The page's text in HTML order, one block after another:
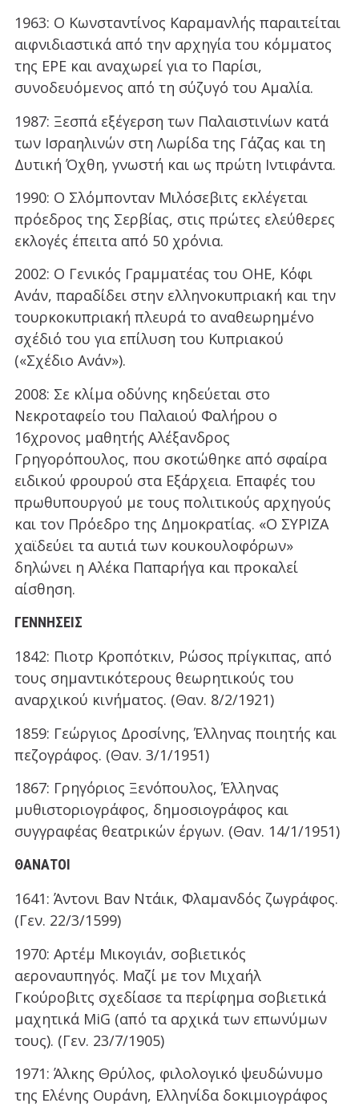
1963: Ο Κωνσταντίνος Καραμανλής παραιτείται
αιφνιδιαστικά από την αρχηγία του κόμματος
της ΕΡΕ και αναχωρεί για το Παρίσι,
συνοδευόμενος από τη σύζυγό του Αμαλία.
1987: Ξεσπά εξέγερση των Παλαιστινίων κατά
των Ισραηλινών στη Λωρίδα της Γάζας και τη
Δυτική Όχθη, γνωστή και ως πρώτη Ιντιφάντα.
1990: Ο Σλόμπονταν Μιλόσεβιτς εκλέγεται
πρόεδρος της Σερβίας, στις πρώτες ελεύθερες
εκλογές έπειτα από 50 χρόνια.
2002: Ο Γενικός Γραμματέας του ΟΗΕ, Κόφι
Ανάν, παραδίδει στην ελληνοκυπριακή και την
τουρκοκυπριακή πλευρά το αναθεωρημένο
σχέδιό του για επίλυση του Κυπριακού
(«Σχέδιο Ανάν»).
2008: Σε κλίμα οδύνης κηδεύεται στο
Νεκροταφείο του Παλαιού Φαλήρου ο
16χρονος μαθητής Αλέξανδρος
Γρηγορόπουλος, που σκοτώθηκε από σφαίρα
ειδικού φρουρού στα Εξάρχεια. Επαφές του
πρωθυπουργού με τους πολιτικούς αρχηγούς
και τον Πρόεδρο της Δημοκρατίας. «Ο ΣΥΡΙΖΑ
χαϊδεύει τα αυτιά των κουκουλοφόρων»
δηλώνει η Αλέκα Παπαρήγα και προκαλεί
αίσθηση.
ΓΕΝΝΉΣΕΙΣ
1842: Πιοτρ Κροπότκιν, Ρώσος πρίγκιπας, από
τους σημαντικότερους θεωρητικούς του
αναρχικού κινήματος. (Θαν. 8/2/1921)
1859: Γεώργιος Δροσίνης, Έλληνας ποιητής και
πεζογράφος. (Θαν. 3/1/1951)
1867: Γρηγόριος Ξενόπουλος, Έλληνας
μυθιστοριογράφος, δημοσιογράφος και
συγγραφέας θεατρικών έργων. (Θαν. 14/1/1951)
ΘΆΝΑΤΟΙ
1641: Άντονι Βαν Ντάικ, Φλαμανδός ζωγράφος.
(Γεν. 22/3/1599)
1970: Αρτέμ Μικογιάν, σοβιετικός
αεροναυπηγός. Μαζί με τον Μιχαήλ
Γκούροβιτς σχεδίασε τα περίφημα σοβιετικά
μαχητικά MiG (από τα αρχικά των επωνύμων
τους). (Γεν. 23/7/1905)
1971: Άλκης Θρύλος, φιλολογικό ψευδώνυμο
της Ελένης Ουράνη, Ελληνίδα δοκιμιογράφος